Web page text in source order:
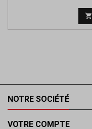

NOTRE SOCIÉTÉ
VOTRE COMPTE